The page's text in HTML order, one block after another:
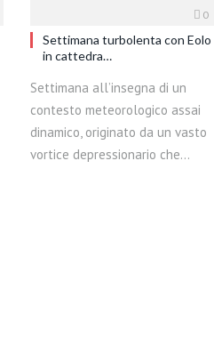
0
Settimana turbolenta con Eolo
in cattedra…
Settimana all’insegna di un
contesto meteorologico assai
dinamico, originato da un vasto
vortice depressionario che…